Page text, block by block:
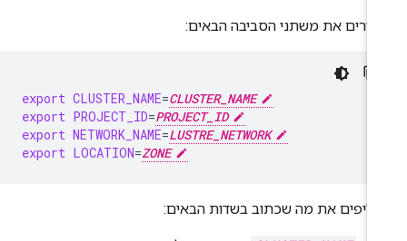
את משתני הסביבה הבאים:
export CLUSTER_NAME=CLUSTER_NAME
export PROJECT_ID=PROJECT_ID
export NETWORK_NAME=LUSTRE_NETWORK
export LOCATION=ZONE
את מה שכתוב בשדות הבאים: